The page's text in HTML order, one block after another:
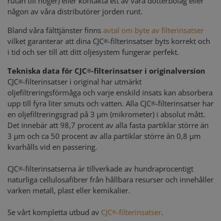
någon av våra distributörer jorden runt.
Bland våra fälttjänster finns avtal om byte av filterinsatser
vilket garanterar att dina CJC®-filterinsatser byts korrekt och
i tid och ser till att ditt oljesystem fungerar perfekt.
Tekniska data för CJC®-filterinsatser i originalversion
CJC®-filterinsatser i original har utmärkt
oljefiltreringsförmåga och varje enskild insats kan absorbera
upp till fyra liter smuts och vatten. Alla CJC®-filterinsatser har
en oljefiltreringsgrad på 3 µm (mikrometer) i absolut mått.
Det innebär att 98,7 procent av alla fasta partiklar större än
3 µm och ca 50 procent av alla partiklar större än 0,8 µm
kvarhålls vid en passering.
CJC®-filterinsatserna är tillverkade av hundraprocentigt
naturliga cellulosafibrer från hållbara resurser och innehåller
varken metall, plast eller kemikalier.
Se vårt kompletta utbud av CJC®-filterinsatser.